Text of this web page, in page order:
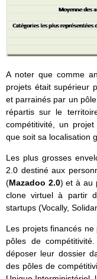
A noter que comme
projets était supérieur
et parrainés par un
répartis sur le
compétitivité, un
que soit sa localisation
Les plus grosses
2.0 destiné aux
(Mazadoo 2.0) et à au
clone virtuel à partir
startups (Vocally,
Les projets financés ne
pôles de
déposer leur dossier
des pôles de